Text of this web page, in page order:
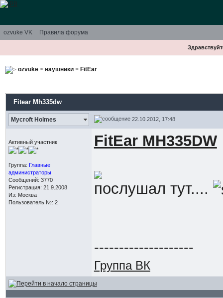
ozvuke VK Правила форума
ozvuke> наушники> FitEar
Fitear Mh335dw
Mycroft Holmes 22.10.2012, 17:48
Активный участник
Группа: Главные
администраторы
Сообщений: 3770
Регистрация: 21.9.2008
Из: Москва
Пользователь №: 2
FitEar MH335DW
послушал тут....
--------------------
Группа ВК